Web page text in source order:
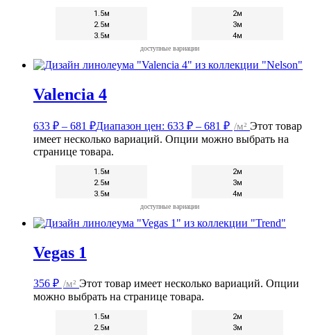
1.5м
2м
2.5м
3м
3.5м
4м
доступные вариации
Valencia 4
633 ₽ – 681 ₽Диапазон цен: 633 ₽ – 681 ₽ /м² Этот товар
имеет несколько вариаций. Опции можно выбрать на
странице товара.
1.5м
2м
2.5м
3м
3.5м
4м
доступные вариации
Vegas 1
356 ₽ /м² Этот товар имеет несколько вариаций. Опции
можно выбрать на странице товара.
1.5м
2м
2.5м
3м